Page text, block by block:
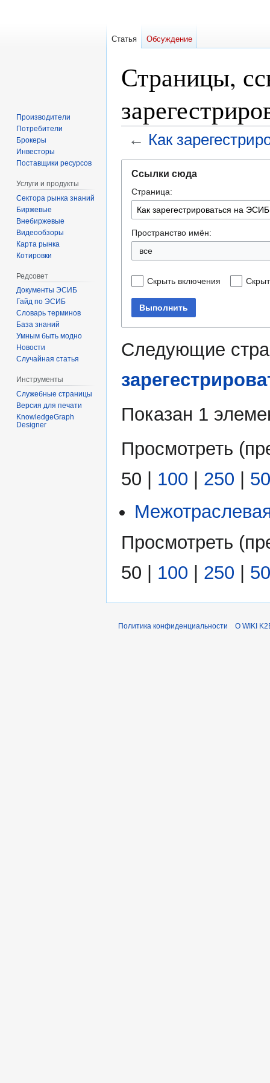
Страницы,
← Как
навигации
поиску
Ссылки сюда
Страница:
Пространство имён:
Скрыть включения
Выполнить
Следующие
Показан 1
Просмотреть (
50 | 100 | 250 |
Просмотреть (
50
100 250
Статья Обсуждение
Производители
Потребители
Брокеры
Инвесторы
Поставщики ресурсов
Услуги и продукты
Сектора рынка знаний
Биржевые
Внебиржевые
Видеообзоры
Карта рынка
Котировки
Редсовет
Документы ЭСИБ
Гайд по ЭСИБ
Словарь терминов
База знаний
Умным быть модно
Новости
Случайная статья
Инструменты
Служебные страницы
Версия для печати
KnowledgeGraph
Designer
Политика конфиденциальности О WIKI